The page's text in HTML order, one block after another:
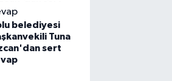
belediyesi
Tuna
sert